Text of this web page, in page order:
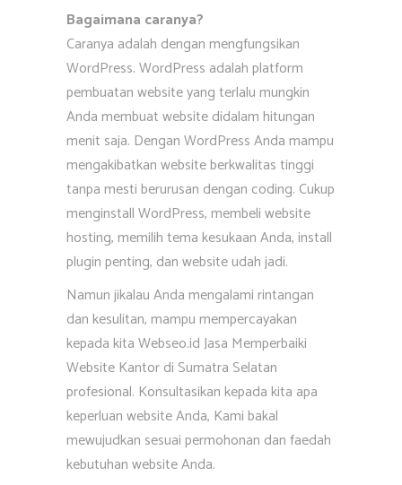
Bagaimana caranya?
Caranya adalah dengan mengfungsikan
WordPress. WordPress adalah platform
pembuatan website yang terlalu mungkin
Anda membuat website didalam hitungan
menit saja. Dengan WordPress Anda mampu
mengakibatkan website berkwalitas tinggi
tanpa mesti berurusan dengan coding. Cukup
menginstall WordPress, membeli website
hosting, memilih tema kesukaan Anda, install
plugin penting, dan website udah jadi.
Namun jikalau Anda mengalami rintangan
dan kesulitan, mampu mempercayakan
kepada kita Webseo.id Jasa Memperbaiki
Website Kantor di Sumatra Selatan
profesional. Konsultasikan kepada kita apa
keperluan website Anda, Kami bakal
mewujudkan sesuai permohonan dan faedah
kebutuhan website Anda.